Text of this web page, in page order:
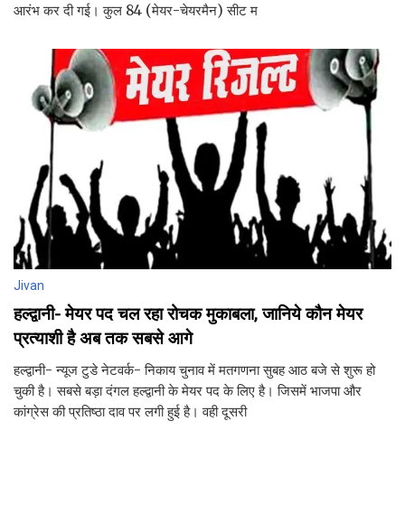
आरंभ कर दी गई। कुल 84 (मेयर-चेयरमैन) सीट म
Jivan
हल्द्वानी- मेयर पद चल रहा रोचक मुकाबला, जानिये कौन मेयर
प्रत्याशी है अब तक सबसे आगे
हल्द्वानी- न्यूज टुडे नेटवर्क- निकाय चुनाव में मतगणना सुबह आठ बजे से शुरू हो
चुकी है। सबसे बड़ा दंगल हल्द्वानी के मेयर पद के लिए है। जिसमें भाजपा और
कांग्रेस की प्रतिष्ठा दाव पर लगी हुई है। वही दूसरी